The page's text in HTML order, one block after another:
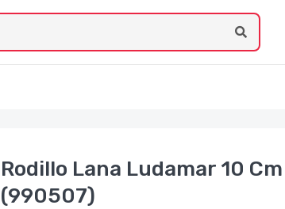
Rodillo Lana Ludamar 10 Cm
(990507)